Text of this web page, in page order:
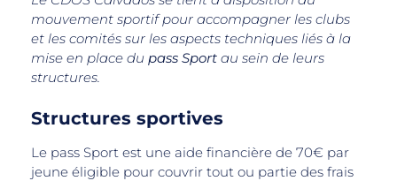
mouvement sportif pour accompagner les clubs
et les comités sur les aspects techniques liés à la
mise en place du pass Sport au sein de leurs
structures.
Structures sportives
Le pass Sport est une aide financière de 70€ par
jeune éligible pour couvrir tout ou partie des frais